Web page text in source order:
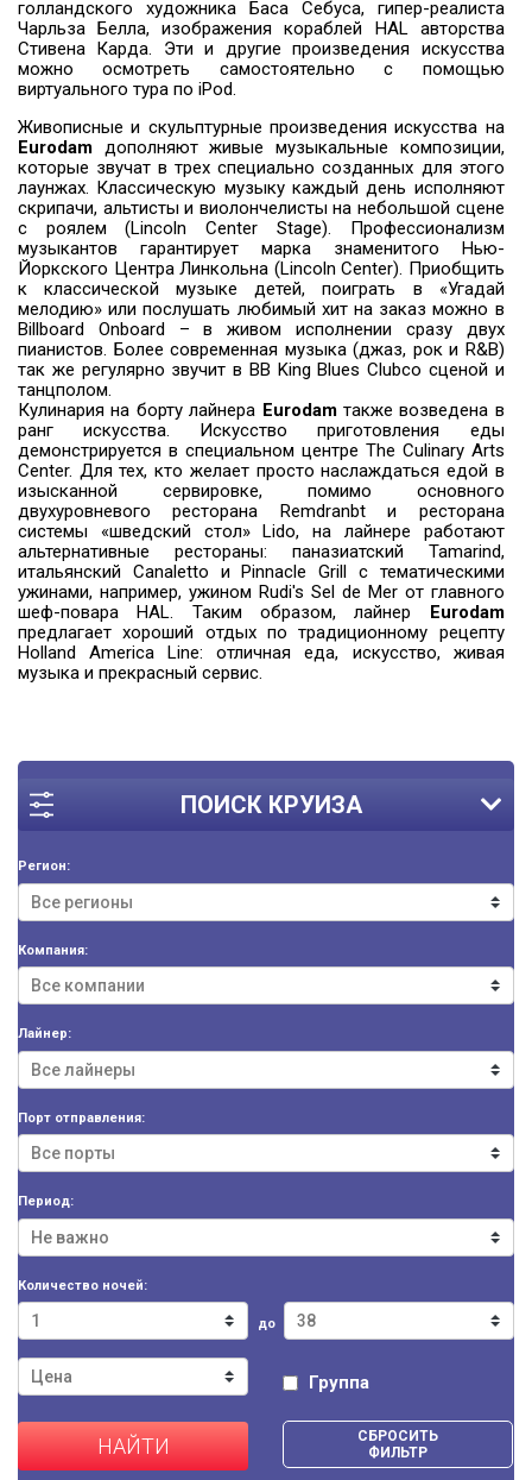
ПОИСК КРУИЗА
Регион:
Компания:
Лайнер:
Порт отправления:
Период:
Количество ночей:
до
Группа
НАЙТИ
СБРОСИТЬ
ФИЛЬТР
голландского художника Баса Себуса, гипер-реалиста
Чарльза Белла, изображения кораблей HAL авторства
Стивена Карда. Эти и другие произведения искусства
можно осмотреть самостоятельно с помощью
виртуального тура по iPod.
Живописные и скульптурные произведения искусства на
Eurodam дополняют живые музыкальные композиции,
которые звучат в трех специально созданных для этого
лаунжах. Классическую музыку каждый день исполняют
скрипачи, альтисты и виолончелисты на небольшой сцене
с роялем (Lincoln Center Stage). Профессионализм
музыкантов гарантирует марка знаменитого Нью-
Йоркского Центра Линкольна (Lincoln Center). Приобщить
к классической музыке детей, поиграть в «Угадай
мелодию» или послушать любимый хит на заказ можно в
Billboard Onboard – в живом исполнении сразу двух
пианистов. Более современная музыка (джаз, рок и R&B)
так же регулярно звучит в BB King Blues Clubсо сценой и
танцполом.
Кулинария на борту лайнера Eurodamтакже возведена в
ранг искусства. Искусство приготовления еды
демонстрируется в специальном центре The Culinary Arts
Center. Для тех, кто желает просто наслаждаться едой в
изысканной сервировке, помимо основного
двухуровневого ресторана Remdranbt и ресторана
системы «шведский стол» Lido, на лайнере работают
альтернативные рестораны: паназиатский Tamarind,
итальянский Canaletto и Pinnacle Grill с тематическими
ужинами, например, ужином Rudi's Sel de Mer от главного
шеф-повара HAL. Таким образом, лайнер Eurodam
предлагает хороший отдых по традиционному рецепту
Holland America Line: отличная еда, искусство, живая
музыка и прекрасный сервис.